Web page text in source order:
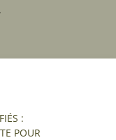
:
POUR